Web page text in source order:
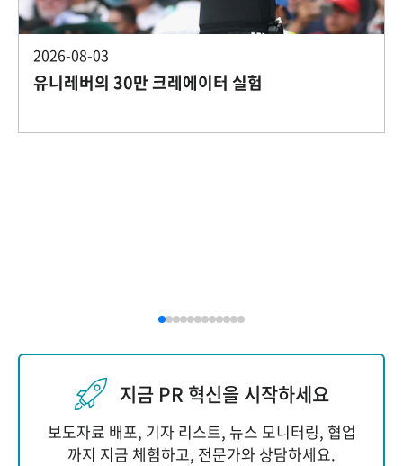
2026-08-03
유니레버의 30만 크레에이터 실험
지금 PR 혁신을 시작하세요
보도자료 배포, 기자 리스트, 뉴스 모니터링, 협업
까지 지금 체험하고, 전문가와 상담하세요.